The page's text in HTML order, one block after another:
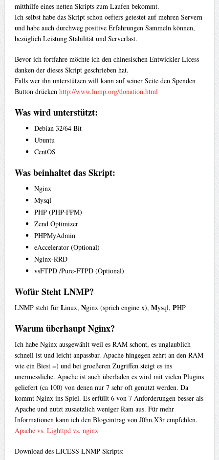
mitthilfe eines netten Skripts zum Laufen bekommt.
Ich selbst habe das Skript schon oefters getestet auf mehren Servern
und habe auch durchweg positive Erfahrungen Sammeln können,
bezüglich Leistung Stabilität und Serverlast.
Bevor ich fortfahre möchte ich den chinesischen Entwickler Licess
danken der dieses Skript geschrieben hat.
Falls wer ihn unterstützen will kann auf seiner Seite den Spenden
Button drücken http://www.lnmp.org/donation.html
Was wird unterstützt:
Debian 32/64 Bit
Ubuntu
CentOS
Was beinhaltet das Skript:
Nginx
Mysql
PHP (PHP-FPM)
Zend Optimizer
PHPMyAdmin
eAccelerator (Optional)
Nginx-RRD
vsFTPD /Pure-FTPD (Optional)
Wofür Steht LNMP?
LNMP steht für Linux, Nginx (sprich engine x), Mysql, PHP
Warum überhaupt Nginx?
Ich habe Nginx ausgewählt weil es RAM schont, es unglaublich
schnell ist und leicht anpassbar. Apache hingegen zehrt an den RAM
wie ein Biest =) und bei groeßeren Zugriffen steigt es ins
unermessliche. Apache ist auch überladen es wird mit vielen Plugins
geliefert (ca 100) von denen nur 7 sehr oft genutzt werden. Da
kommt Nginx ins Spiel. Es erfüllt 6 von 7 Anforderungen besser als
Apache und nutzt zusaetzlich weniger Ram aus. Für mehr
Informationen kann ich den Blogeintrag von J0hn.X3r empfehlen.
Apache vs. Lighttpd vs. nginx
Download des LICESS LNMP Skripts: